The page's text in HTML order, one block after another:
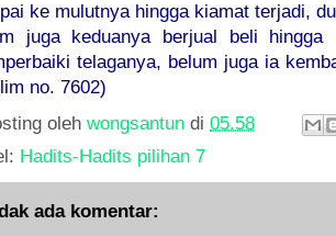
ke mulutnya hingga kiamat terjadi,
juga keduanya berjual beli
telaganya, belum juga ia
no. 7602)
oleh wongsantun di 05.58
Hadits-Hadits pilihan 7
ada komentar: